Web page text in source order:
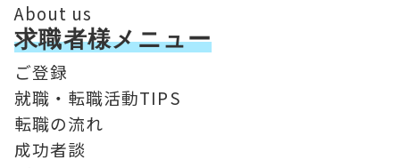
About us
求職者様メニュー
ご登録
就職・転職活動TIPS
転職の流れ
成功者談